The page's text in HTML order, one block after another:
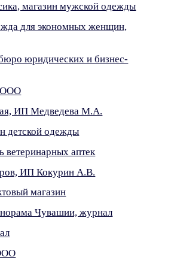
магазин мужской одежды
для экономных женщин,
юридических и бизнес-
ООО
ИП Медведева М.А.
детской одежды
ветеринарных аптек
ИП Кокурин А.В.
магазин
Чувашии, журнал